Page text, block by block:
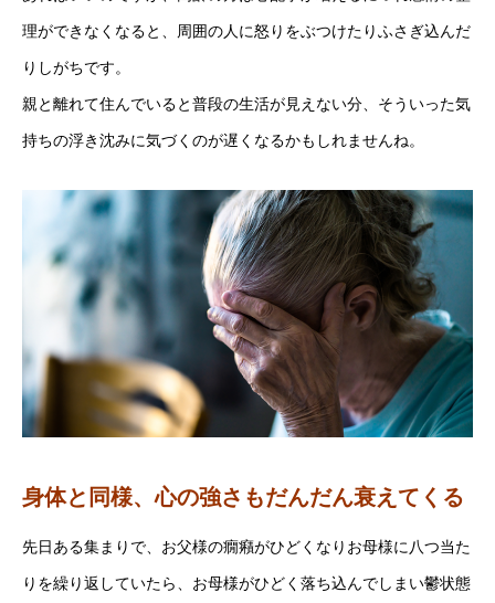
理ができなくなると、周囲の人に怒りをぶつけたりふさぎ込んだ
りしがちです。
親と離れて住んでいると普段の生活が見えない分、そういった気
持ちの浮き沈みに気づくのが遅くなるかもしれませんね。
身体と同様、心の強さもだんだん衰えてくる
先日ある集まりで、お父様の癇癪がひどくなりお母様に八つ当た
りを繰り返していたら、お母様がひどく落ち込んでしまい鬱状態